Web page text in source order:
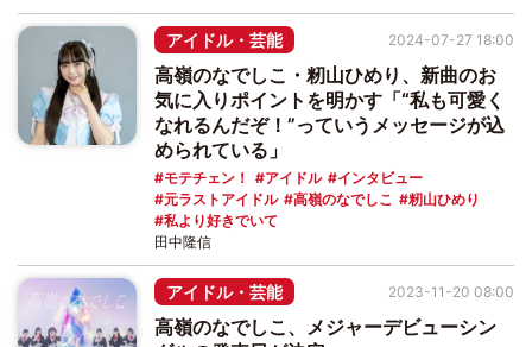
アイドル・芸能
高嶺のなでしこ・籾山ひめり、新曲のお
気に入りポイントを明かす「“私も可愛く
なれるんだぞ！”っていうメッセージが込
められている」
モテチェン！ アイドル
インタビュー
元ラストアイドル
高嶺のなでしこ
籾山ひめり
私より好きでいて
2024-07-27 18:00
田中隆信
アイドル・芸能
高嶺のなでしこ、メジャーデビューシン
2023-11-20 08:00